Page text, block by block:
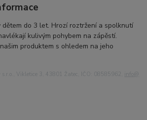
dětem do 3 let. Hrozí roztržení a spolknutí
kulivým pohybem na zápěstí.
produktem s ohledem na jeho
s.r.o., Vikletice 3, 43801 Žatec, IČO: 08585962,
info@